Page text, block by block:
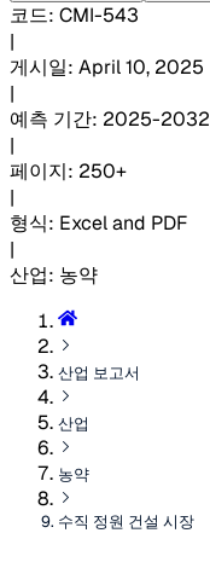
코드: CMI-543
|
게시일: April 10, 2025
|
예측 기간: 2025-2032
|
페이지: 250+
|
형식: Excel and PDF
|
산업: 농약
산업 보고서
산업
농약
수직 정원 건설 시장